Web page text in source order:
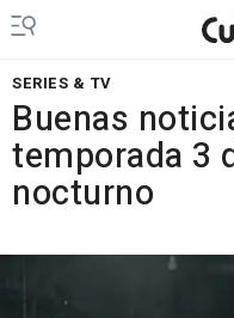
SERIES & TV
Buenas
temporada 3
nocturno